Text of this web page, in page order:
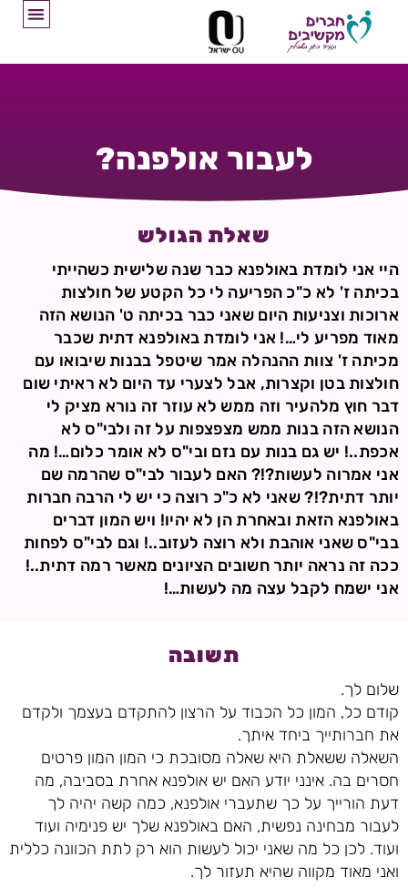
לעבור אולפנה?
שאלת הגולש
היי אני לומדת באולפנא כבר שנה שלישית כשהייתי
בכיתה ז' לא כ"כ הפריעה לי כל הקטע של חולצות
ארוכות וצניעות היום שאני כבר בכיתה ט' הנושא הזה
מאוד מפריע לי…! אני לומדת באולפנא דתית שכבר
מכיתה ז' צוות ההנהלה אמר שיטפל בבנות שיבואו עם
חולצות בטן וקצרות, אבל לצערי עד היום לא ראיתי שום
דבר חוץ מלהעיר וזה ממש לא עוזר זה נורא מציק לי
הנושא הזה בנות ממש מצפצפות על זה ולבי"ס לא
אכפת..! יש גם בנות עם נזם ובי"ס לא אומר כלום…! מה
אני אמרוה לעשות?!? האם לעבור לבי"ס שהרמה שם
יותר דתית?!? שאני לא כ"כ רוצה כי יש לי הרבה חברות
באולפנא הזאת ובאחרת הן לא יהיו! ויש המון דברים
בבי"ס שאני אוהבת ולא רוצה לעזוב..! וגם לבי"ס לפחות
ככה זה נראה יותר חשובים הציונים מאשר רמה דתית..!
אני ישמח לקבל עצה מה לעשות…!
תשובה
שלום לך.
קודם כל, המון כל הכבוד על הרצון להתקדם בעצמך ולקדם
את חברותייך ביחד איתך.
השאלה ששאלת היא שאלה מסובכת כי המון המון פרטים
חסרים בה. אינני יודע האם יש אולפנא אחרת בסביבה, מה
דעת הורייך על כך שתעברי אולפנא, כמה קשה יהיה לך
לעבור מבחינה נפשית, האם באולפנא שלך יש פנימיה ועוד
ועוד. לכן כל מה שאני יכול לעשות הוא רק לתת הכוונה כללית
ואני מאוד מקווה שהיא תעזור לך.